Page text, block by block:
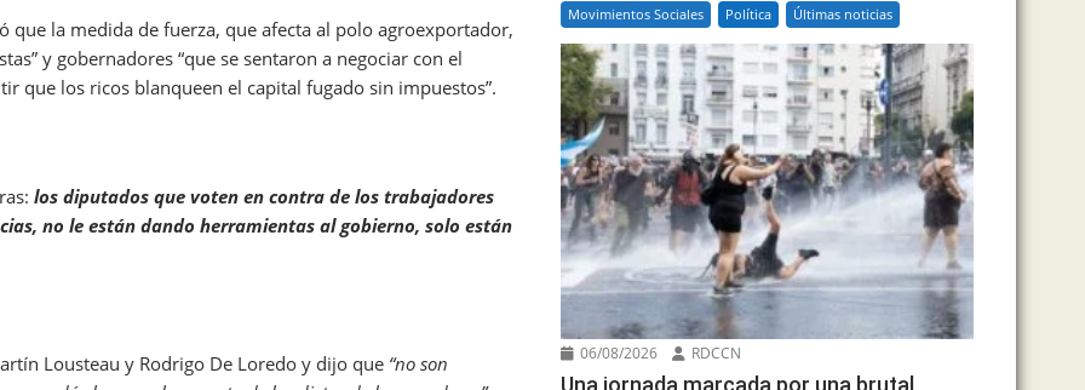
que la medida de fuerza, que afecta al polo agroexportador,
y gobernadores “que se sentaron a negociar con el
que los ricos blanqueen el capital fugado sin impuestos”.
los diputados que voten en contra de los trabajadores
no le están dando herramientas al gobierno, solo están
Lousteau y Rodrigo De Loredo y dijo que “no son
Movimientos Sociales Política Últimas noticias
06/08/2026 RDCCN
Una jornada marcada por una brutal